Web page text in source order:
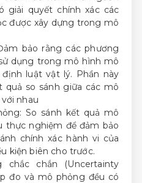
giải quyết chính xác các
được xây dựng trong mô
bảo rằng các phương
dụng trong mô hình mô
luật vật lý. Phần này
so sánh giữa các mô
nhau
So sánh kết quả mô
thực nghiệm để đảm bảo
chính xác hành vi của
kiện biên cho trước.
chắn (Uncertainty
đo và mô phỏng đều có